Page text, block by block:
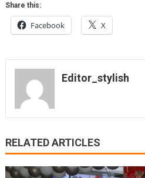
Share this:
Facebook X
Editor_stylish
RELATED ARTICLES